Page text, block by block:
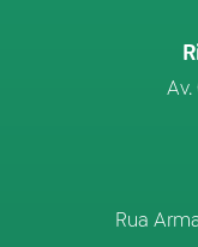
Av.
Rua